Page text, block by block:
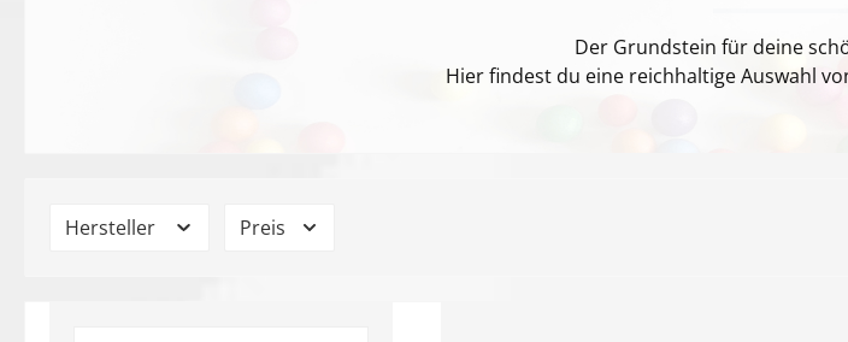
Der Grundstein für deine
Hier findest du eine reichhaltige Auswahl
Hersteller Preis